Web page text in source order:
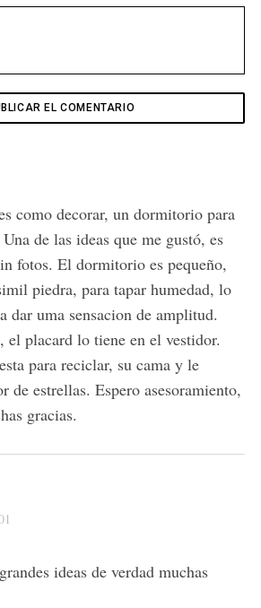
como decorar, un dormitorio para
de las ideas que me gustó, es
fotos. El dormitorio es pequeño,
piedra, para tapar humedad, lo
dar uma sensacion de amplitud.
el placard lo tiene en el vestidor.
para reciclar, su cama y le
de estrellas. Espero asesoramiento,
gracias.
ideas de verdad muchas